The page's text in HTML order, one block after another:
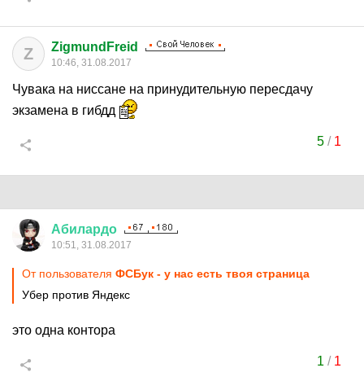
Z ZigmundFreid
10:46, 31.08.2017
Чувака на ниссане на принудительную пересдачу
экзамена в гибдд
5/ 1
Абилардо
10:51, 31.08.2017
От пользователя ФСБук - у нас есть твоя страница
Убер против Яндекс
это одна контора
1 / 1